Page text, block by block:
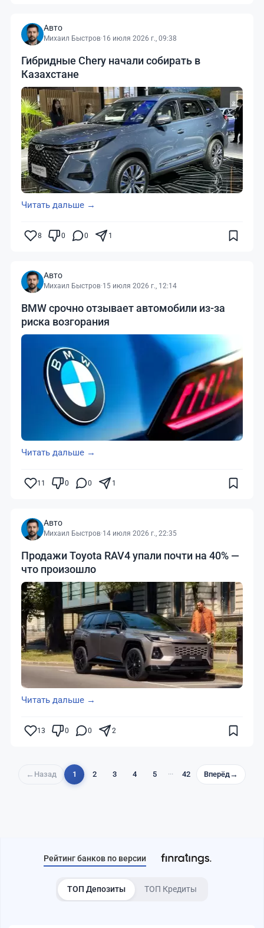
Авто
Михаил Быстров·16 июля 2026 г., 09:38
Гибридные Chery начали собирать в
Казахстане
Читать дальше →
8 0 0 1
Авто
Михаил Быстров·15 июля 2026 г., 12:14
BMW срочно отзывает автомобили из-за
риска возгорания
Читать дальше →
11 0 0 1
Авто
Михаил Быстров·14 июля 2026 г., 22:35
Продажи Toyota RAV4 упали почти на 40% —
что произошло
Читать дальше →
13 0 0 2
← Назад 1 2 3 4 5 ··· 42 Вперёд→
Рейтинг банков по версии
ТОП Депозиты ТОП Кредиты